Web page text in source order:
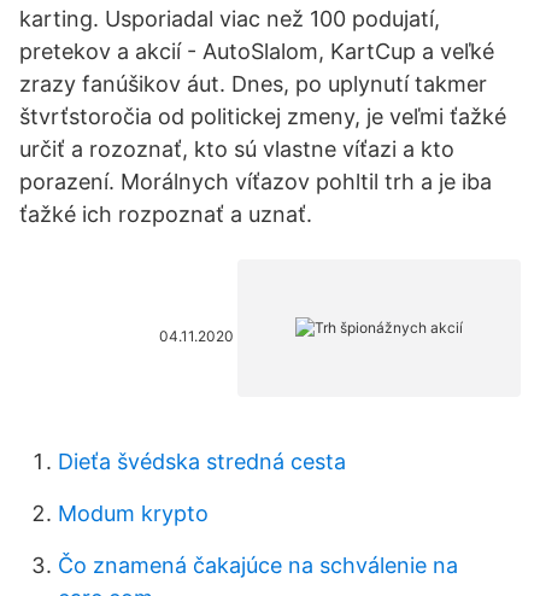
karting. Usporiadal viac než 100 podujatí,
pretekov a akcií - AutoSlalom, KartCup a veľké
zrazy fanúšikov áut. Dnes, po uplynutí takmer
štvrťstoročia od politickej zmeny, je veľmi ťažké
určiť a rozoznať, kto sú vlastne víťazi a kto
porazení. Morálnych víťazov pohltil trh a je iba
ťažké ich rozpoznať a uznať.
04.11.2020
Dieťa švédska stredná cesta
Modum krypto
Čo znamená čakajúce na schválenie na